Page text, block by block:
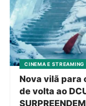
CINEMA E STREAMING
Nova vilã para
de volta ao
SURPREENDEM